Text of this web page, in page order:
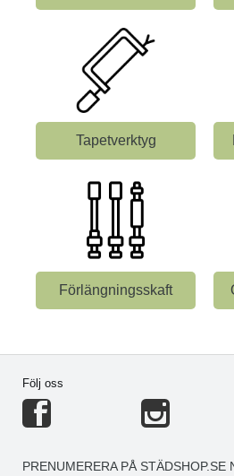
Tapetverktyg
Förlängningsskaft
Följ oss
PRENUMERERA PÅ STÄDSHOP.SE